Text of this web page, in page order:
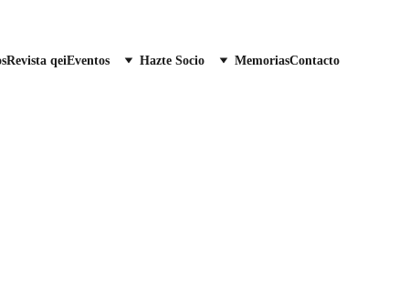
Revista qeiEventos Hazte Socio MemoriasContacto